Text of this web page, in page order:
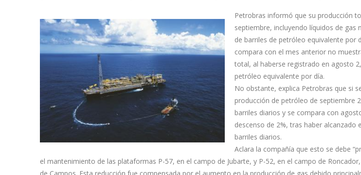
Petrobras informó que su producción
septiembre, incluyendo líquidos de gas
de barriles de petróleo equivalente por
compara con el mes anterior no
total, al haberse registrado en agosto
petróleo equivalente por día.
No obstante, explica Petrobras que si
producción de petróleo de septiembre
barriles diarios y se compara con
descenso de 2%, tras haber alcanzado
barriles diarios.
Aclara la compañía que esto se debe
el mantenimiento de las plataformas P-57, en el campo de Jubarte, y P-52, en el campo de